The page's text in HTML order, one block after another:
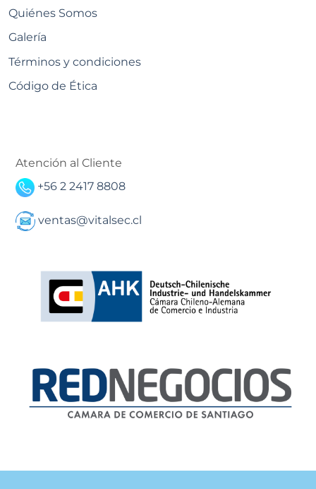
Quiénes Somos
Galería
Términos y condiciones
Código de Ética
Atención al Cliente
+56 2 2417 8808
ventas@vitalsec.cl